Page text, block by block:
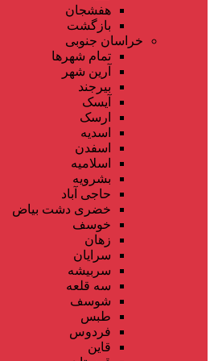
هفشجان
بازگشت
خراسان جنوبی
تمام شهر‌ها
آرین شهر
بیرجند
آیسک
ارسک
اسدیه
اسفدن
اسلامیه
بشرویه
حاجی آباد
خضری دشت بیاض
خوسف
زهان
سرایان
سربیشه
سه قلعه
شوسف
طبس
فردوس
قاین